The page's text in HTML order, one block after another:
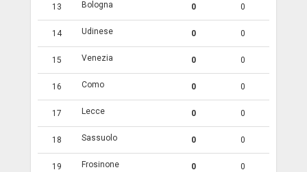
13 Bologna 0 0
14 Udinese 0 0
15 Venezia 0 0
16 Como 0 0
17 Lecce 0 0
18 Sassuolo 0 0
19 Frosinone 0 0